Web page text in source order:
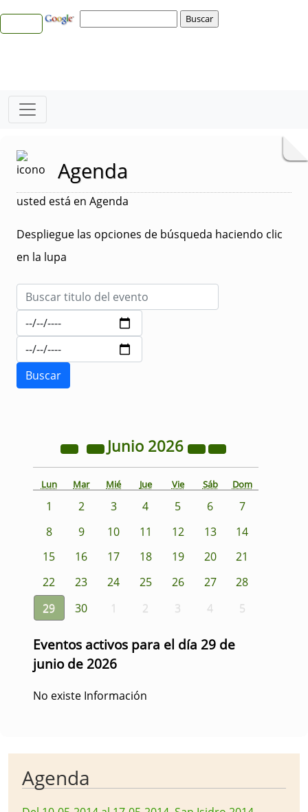
Agenda
usted está en Agenda
Despliegue las opciones de búsqueda haciendo clic
en la lupa
Junio 2026
Lun Mar Mié Jue Vie Sáb Dom
1 2 3 4 5 6
7
8
9 10 11 12 13
14
15
16 17 18 19 20
21
22
23 24 25 26 27
28
29
30 1 2 3 4 5
Eventos activos para el día 29 de
junio de 2026
No existe Información
Agenda